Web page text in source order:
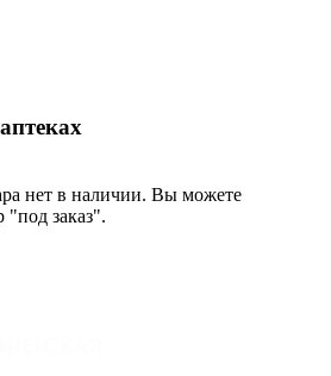
нет в наличии. Вы можете
"под заказ".